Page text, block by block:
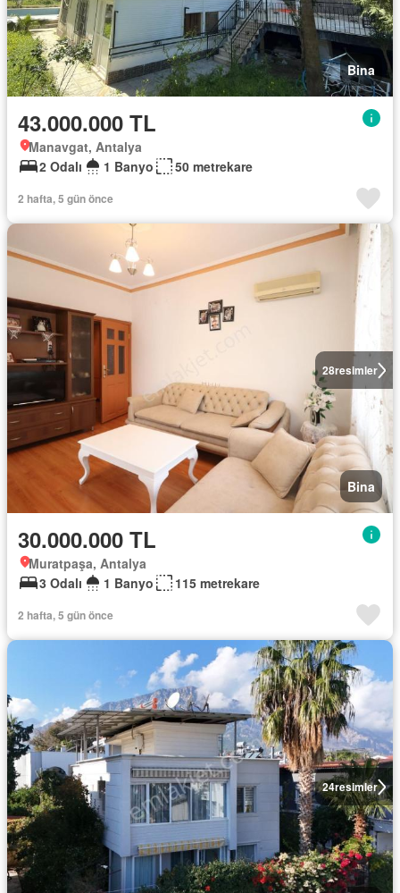
Bina
43.000.000 TL
Manavgat, Antalya
2 Odalı
1 Banyo 50 metrekare
2 hafta, 5 gün önce
28resimler
Bina
30.000.000 TL
Muratpaşa, Antalya
3 Odalı
1 Banyo 115 metrekare
2 hafta, 5 gün önce
24resimler